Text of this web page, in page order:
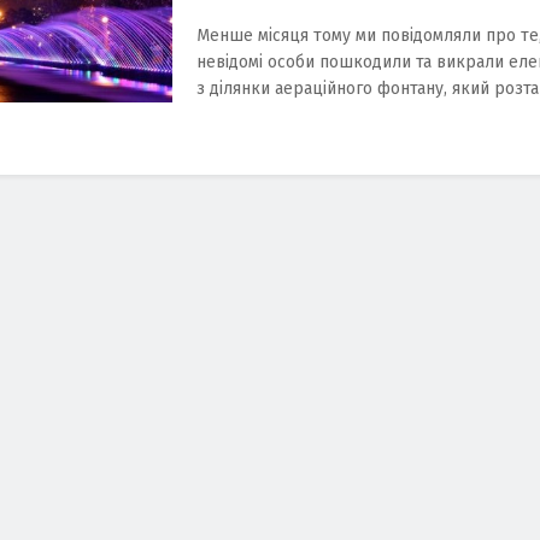
Менше місяця тому ми повідомляли про
невідомі особи пошкодили та викрали
з ділянки аераційного фонтану, який